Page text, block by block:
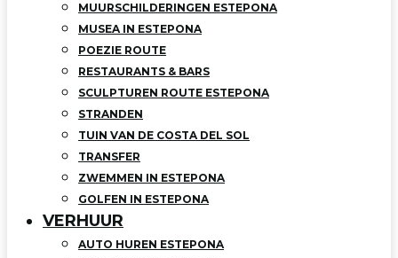
MUURSCHILDERINGEN ESTEPONA
MUSEA IN ESTEPONA
POEZIE ROUTE
RESTAURANTS & BARS
SCULPTUREN ROUTE ESTEPONA
STRANDEN
TUIN VAN DE COSTA DEL SOL
TRANSFER
ZWEMMEN IN ESTEPONA
GOLFEN IN ESTEPONA
VERHUUR
AUTO HUREN ESTEPONA